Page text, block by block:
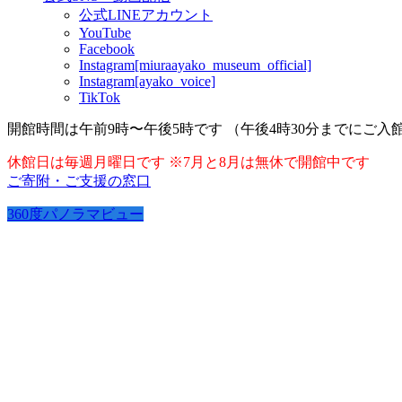
公式LINEアカウント
YouTube
Facebook
Instagram[miuraayako_museum_official]
Instagram[ayako_voice]
TikTok
開館時間は午前9時〜午後5時です （午後4時30分までにご入
休館日は毎週月曜日です ※7月と8月は無休で開館中です
ご寄附・ご支援の窓口
360度パノラマビュー